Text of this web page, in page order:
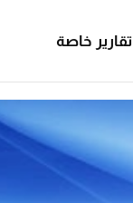
تقارير خاصة